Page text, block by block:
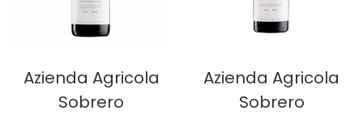
Azienda Agricola
Sobrero
Azienda Agricola
Sobrero